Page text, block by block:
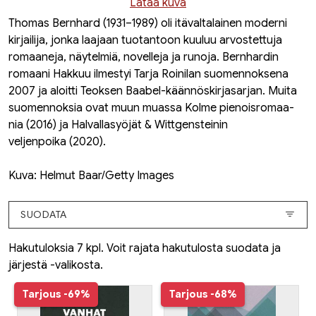
Lataa kuva
Thomas Bernhard (1931–1989) oli itävaltalainen moderni
kirjailija, jonka laajaan tuotantoon kuuluu arvostettuja
romaaneja, näytelmiä, novelleja ja runoja. Bernhardin
romaani Hakkuu ilmestyi Tarja Roinilan suomennoksena
2007 ja aloitti Teoksen Baabel-käännöskirjasarjan. Muita
suomennoksia ovat muun muassa Kolme pienoisromaa­
nia (2016) ja Halvallasyöjät & Wittgensteinin
veljenpoika (2020).
Kuva: Helmut Baar/Getty Images
SUODATA
Hakutuloksia 7 kpl. Voit rajata hakutulosta suodata ja
järjestä -valikosta.
Tarjous -69% Tarjous -68%